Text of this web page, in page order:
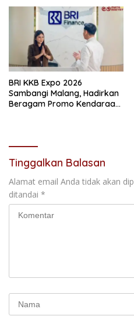
BRI KKB Expo 2026
Sambangi Malang, Hadirkan
Beragam Promo Kendaraan
Tinggalkan Balasan
Alamat email Anda tidak akan
ditandai *